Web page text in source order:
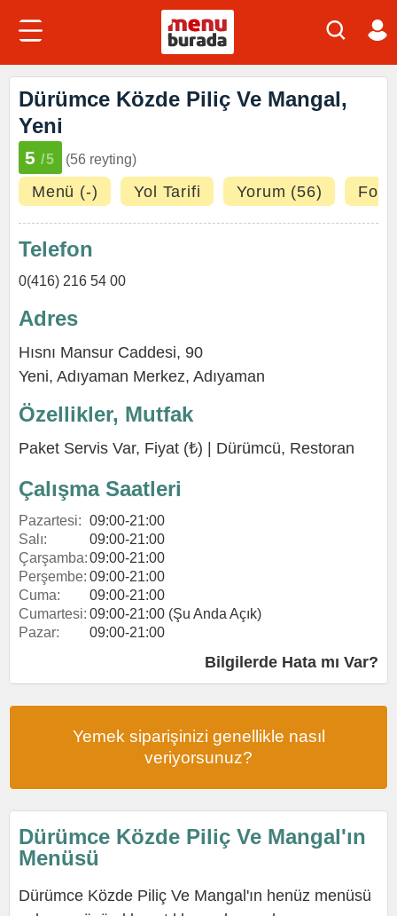
Dürümce Közde Piliç Ve Mangal,
Yeni
5 /5 (56 reyting)
Menü (-) Yol Tarifi Yorum (56)
Telefon
0(416) 216 54 00
Adres
Hısnı Mansur Caddesi, 90
Yeni, Adıyaman Merkez, Adıyaman
Özellikler, Mutfak
Paket Servis Var, Fiyat (₺) | Dürümcü, Restoran
Çalışma Saatleri
Pazartesi: 09:00-21:00
Salı:
09:00-21:00
Çarşamba:09:00-21:00
Perşembe: 09:00-21:00
Cuma:
09:00-21:00
Cumartesi: 09:00-21:00 (Şu Anda Açık)
Pazar:
09:00-21:00
Bilgilerde Hata mı Var?
Yemek siparişinizi genellikle nasıl
veriyorsunuz?
Dürümce Közde Piliç Ve Mangal'ın
Menüsü
Dürümce Közde Piliç Ve Mangal'ın henüz menüsü